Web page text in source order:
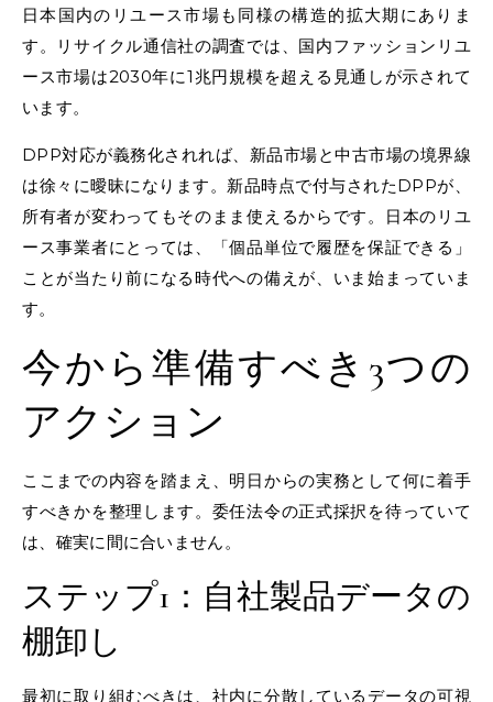
日本国内のリユース市場も同様の構造的拡大期にありま
す。リサイクル通信社の調査では、国内ファッションリユ
ース市場は2030年に1兆円規模を超える見通しが示されて
います。
DPP対応が義務化されれば、新品市場と中古市場の境界線
は徐々に曖昧になります。新品時点で付与されたDPPが、
所有者が変わってもそのまま使えるからです。日本のリユ
ース事業者にとっては、「個品単位で履歴を保証できる」
ことが当たり前になる時代への備えが、いま始まっていま
す。
今から準備すべき3つの
アクション
ここまでの内容を踏まえ、明日からの実務として何に着手
すべきかを整理します。委任法令の正式採択を待っていて
は、確実に間に合いません。
ステップ1：自社製品データの
棚卸し
最初に取り組むべきは、社内に分散しているデータの可視